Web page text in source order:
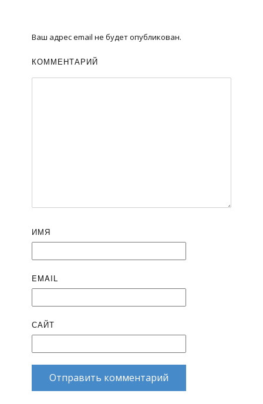
Ваш адрес email не будет опубликован.
КОММЕНТАРИЙ
ИМЯ
EMAIL
САЙТ
Отправить комментарий